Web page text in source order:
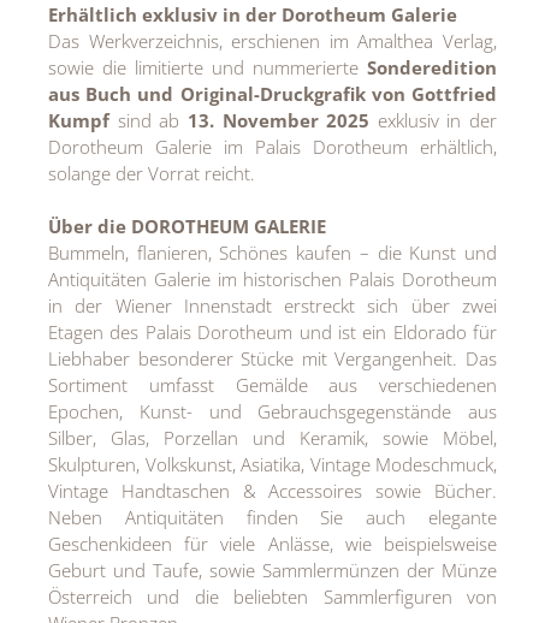
Erhältlich exklusiv in der Dorotheum Galerie
Das Werkverzeichnis, erschienen im Amalthea Verlag,
sowie die limitierte und nummerierte Sonderedition
aus Buch und Original-Druckgrafik von Gottfried
Kumpfsind ab 13. November 2025 exklusiv in der
Dorotheum Galerie im Palais Dorotheum erhältlich,
solange der Vorrat reicht.
Über die DOROTHEUM GALERIE
Bummeln, flanieren, Schönes kaufen – die Kunst und
Antiquitäten Galerie im historischen Palais Dorotheum
in der Wiener Innenstadt erstreckt sich über zwei
Etagen des Palais Dorotheum und ist ein Eldorado für
Liebhaber besonderer Stücke mit Vergangenheit. Das
Sortiment umfasst Gemälde aus verschiedenen
Epochen, Kunst- und Gebrauchsgegenstände aus
Silber, Glas, Porzellan und Keramik, sowie Möbel,
Skulpturen, Volkskunst, Asiatika, Vintage Modeschmuck,
Vintage Handtaschen & Accessoires sowie Bücher.
Neben Antiquitäten finden Sie auch elegante
Geschenkideen für viele Anlässe, wie beispielsweise
Geburt und Taufe, sowie Sammlermünzen der Münze
Österreich und die beliebten Sammlerfiguren von